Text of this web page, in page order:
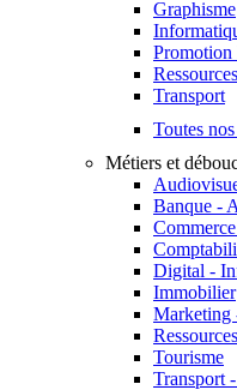
Graphisme
Transport
Toutes
Métiers et
Banque -
Digital -
Immobilier
Marketing
Tourisme
Transport